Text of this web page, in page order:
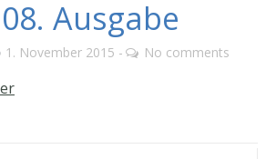
Ausgabe
1. November 2015 No comments